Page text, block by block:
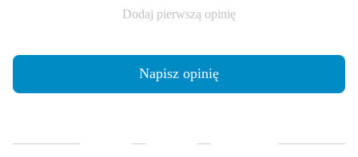
Dodaj pierwszą opinię
Napisz opinię